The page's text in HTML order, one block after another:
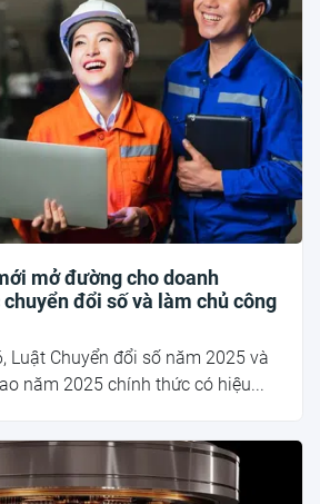
mở đường cho doanh
đổi số và làm chủ công
Luật Chuyển đổi số năm 2025 và
năm 2025 chính thức có hiệu...